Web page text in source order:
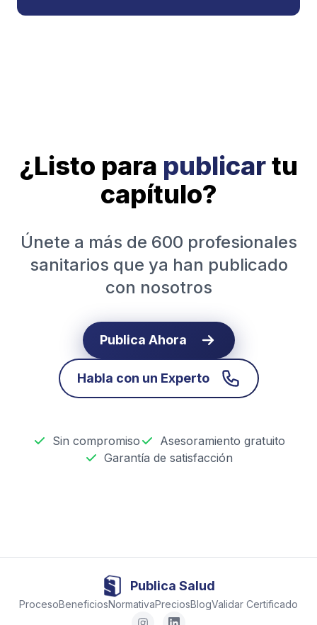
¿Listo para publicartu
capítulo?
Únete a más de 600 profesionales
sanitarios que ya han publicado
con nosotros
Publica Ahora
Habla con un Experto
Sin compromiso
Asesoramiento gratuito
Garantía de satisfacción
Publica Salud
ProcesoBeneficiosNormativaPreciosBlogValidar Certificado